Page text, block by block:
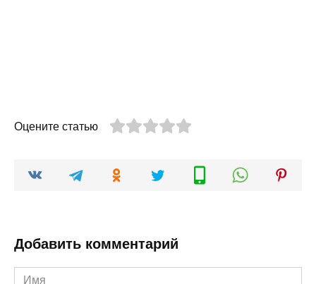
Оцените статью
Добавить комментарий
Имя